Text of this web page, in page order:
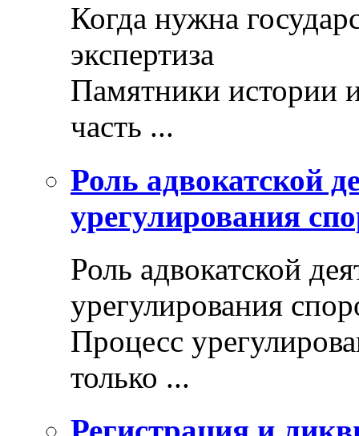
Когда нужна
экспертиза
Памятники истории
часть ...
Роль адвокатской
урегулирования
Роль адвокатской
урегулирования
Процесс
только ...